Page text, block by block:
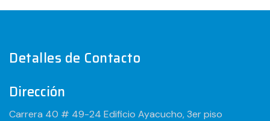
Detalles de Contacto
Dirección
Carrera 40 # 49-24 Edificio Ayacucho, 3er piso